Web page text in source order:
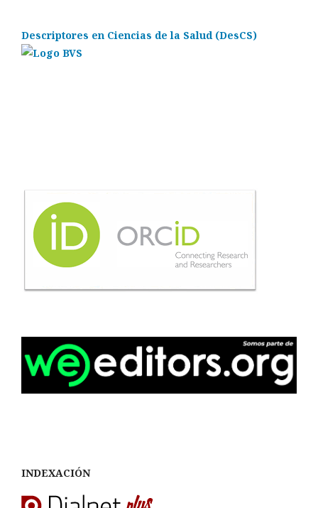
Descriptores en Ciencias de la Salud (DesCS)
INDEXACIÓN